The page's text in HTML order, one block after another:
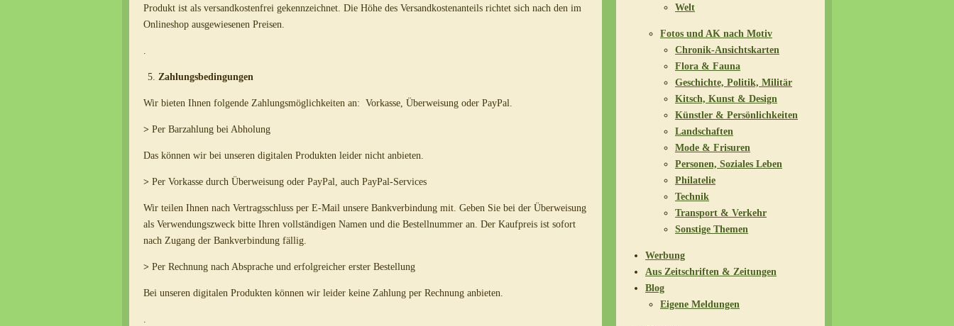
Produkt ist als versandkostenfrei gekennzeichnet. Die Höhe des Versandkostenanteils richtet sich nach den im
Onlineshop ausgewiesenen Preisen.
.
Zahlungsbedingungen
Wir bieten Ihnen folgende Zahlungsmöglichkeiten an: Vorkasse, Überweisung oder PayPal.
> Per Barzahlung bei Abholung
Das können wir bei unseren digitalen Produkten leider nicht anbieten.
> Per Vorkasse durch Überweisung oder PayPal, auch PayPal-Services
Wir teilen Ihnen nach Vertragsschluss per E-Mail unsere Bankverbindung mit. Geben Sie bei der Überweisung
als Verwendungszweck bitte Ihren vollständigen Namen und die Bestellnummer an. Der Kaufpreis ist sofort
nach Zugang der Bankverbindung fällig.
> Per Rechnung nach Absprache und erfolgreicher erster Bestellung
Bei unseren digitalen Produkten können wir leider keine Zahlung per Rechnung anbieten.
.
Welt
Fotos und AK nach Motiv
Chronik-Ansichtskarten
Flora & Fauna
Geschichte, Politik, Militär
Kitsch, Kunst & Design
Künstler & Persönlichkeiten
Landschaften
Mode & Frisuren
Personen, Soziales Leben
Philatelie
Technik
Transport & Verkehr
Sonstige Themen
Werbung
Aus Zeitschriften & Zeitungen
Blog
Eigene Meldungen